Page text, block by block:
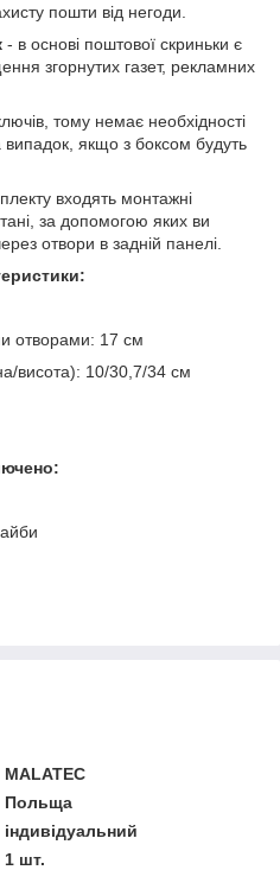
пошти від негоди.
- в основі поштової скриньки є
згорнутих газет, рекламних
тому немає необхідності
якщо з боксом будуть
входять монтажні
за допомогою яких ви
отвори в задній панелі.
отворами: 17 см
висота): 10/30,7/34 см
MALATEC
Польща
індивідуальний
1 шт.